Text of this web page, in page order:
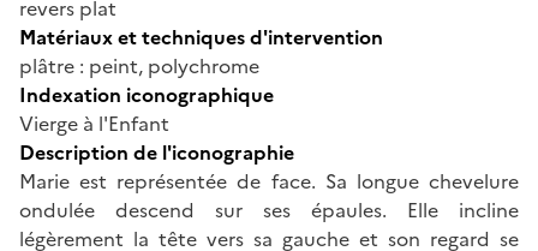
revers plat
Matériaux et techniques d'intervention
plâtre : peint, polychrome
Indexation iconographique
Vierge à l'Enfant
Description de l'iconographie
Marie est représentée de face. Sa longue chevelure
ondulée descend sur ses épaules. Elle incline
légèrement la tête vers sa gauche et son regard se